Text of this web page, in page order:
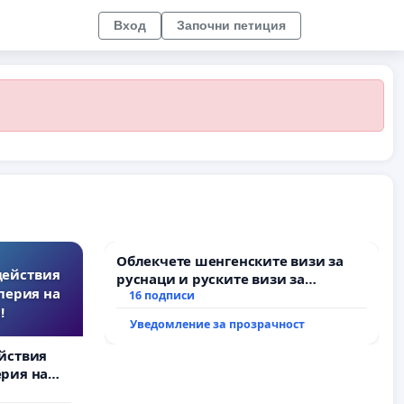
Вход Започни петиция
на
на
Облекчете шенгенските визи за
руснаци и руските визи за
българи
16 подписи
Уведомление за прозрачност